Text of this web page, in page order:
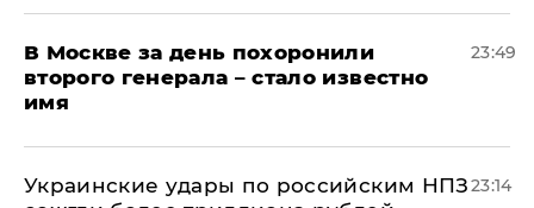
В Москве за день похоронили
второго генерала – стало известно
имя
23:49
Украинские удары по российским НПЗ23:14